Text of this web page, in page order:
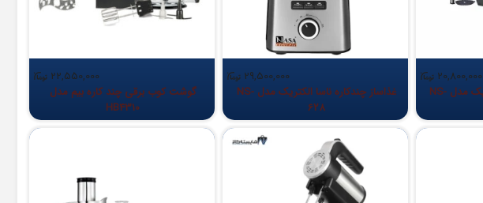
20,800,000
غذاساز چندکاره ناسا الکتریک مدل NS-
29,500,000
غذاساز چندکاره ناسا الکتریک مدل NS-
628
22,550,000
گوشت کوب برقی چند کاره بیم مدل
HB4310